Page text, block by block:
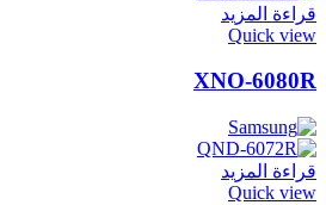
قراءة المزيد
Quick view
XNO-6080R
قراءة المزيد
Quick view